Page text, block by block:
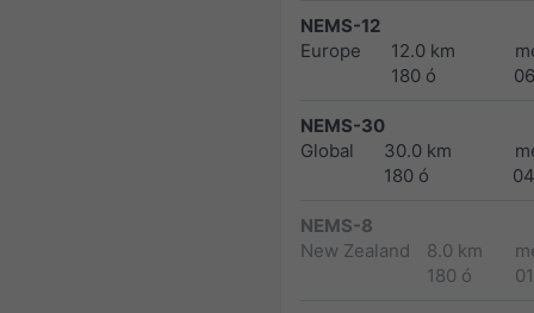
NEMS-12
Europe
12.0 km
180 ó
NEMS-30
Global
30.0 km
180 ó
NEMS-8
New Zealand
8.0 km
180 ó